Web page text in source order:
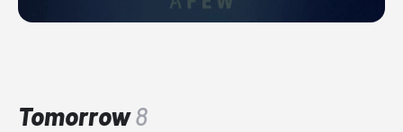
Tomorrow8